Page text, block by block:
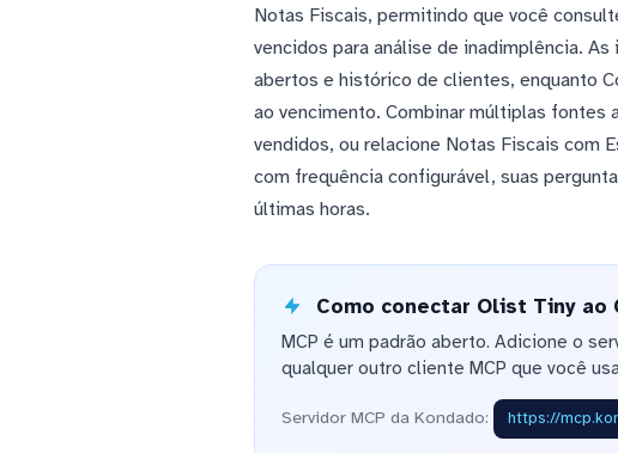
Notas Fiscais, permitindo que você
vencidos para análise de inadimplência.
abertos e histórico de clientes, enquanto
ao vencimento. Combinar múltiplas
vendidos, ou relacione Notas Fiscais com
com frequência configurável, suas
últimas horas.
Como conectar Olist Tiny
MCP é um padrão aberto. Adicione o
qualquer outro cliente MCP que você
Servidor MCP da Kondado: https://